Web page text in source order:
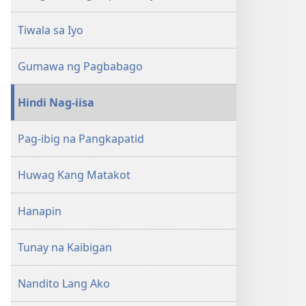
Tiwala sa Iyo
Gumawa ng Pagbabago
Hindi Nag-iisa
Pag-ibig na Pangkapatid
Huwag Kang Matakot
Hanapin
Tunay na Kaibigan
Nandito Lang Ako